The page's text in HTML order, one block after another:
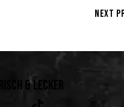
Next
FRISCH & LECKER